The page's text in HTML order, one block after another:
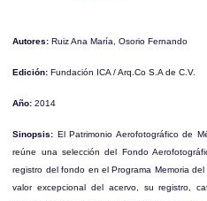
Autores: Ruiz Ana María, Osorio Fernando
Edición: Fundación ICA / Arq.Co S.A de C.V.
Año: 2014
Sinopsis: El Patrimonio Aerofotográfico de
reúne una selección del Fondo
registro del fondo en el Programa Memoria
valor excepcional del acervo, su registro,